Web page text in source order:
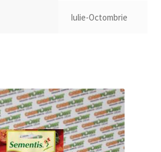
Iulie-Octombrie